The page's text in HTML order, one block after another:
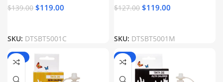
$139.00 $119.00
SKU: DTSBT5001C
$127.00 $119.00
SKU: DTSBT5001M
-15% -17%